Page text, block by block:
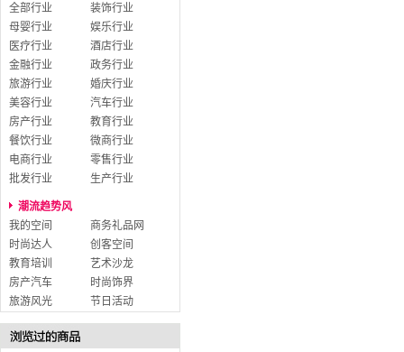
全部行业
装饰行业
母婴行业
娱乐行业
医疗行业
酒店行业
金融行业
政务行业
旅游行业
婚庆行业
美容行业
汽车行业
房产行业
教育行业
餐饮行业
微商行业
电商行业
零售行业
批发行业
生产行业
潮流趋势风
我的空间
商务礼品网
时尚达人
创客空间
教育培训
艺术沙龙
房产汽车
时尚饰界
旅游风光
节日活动